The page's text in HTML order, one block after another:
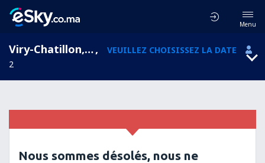
Menu
Viry-Chatillon, L'Île-de-France, France,
VEUILLEZ CHOISISSEZ LA DATE
2
Nous sommes désolés, nous ne